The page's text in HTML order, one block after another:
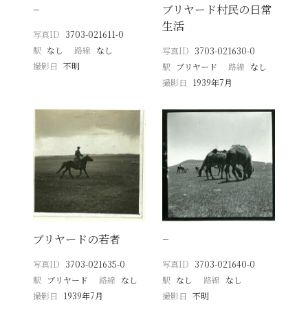
−
写真ID 3703-021611-0
駅 なし 路線 なし
撮影日
不明
ブリヤード村民の日常
生活
写真ID 3703-021630-0
駅 ブリヤード 路線 なし
撮影日
1939年7月
ブリヤードの若者
写真ID 3703-021635-0
駅 ブリヤード 路線 なし
撮影日
1939年7月
−
写真ID 3703-021640-0
駅 なし 路線 なし
撮影日 不明